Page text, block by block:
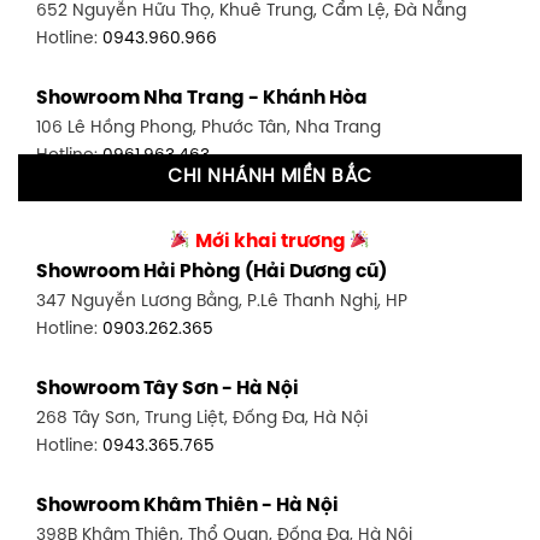
Hotline:0902.716.230
591 Hoàng Văn Thụ, P. 4, Tân Bình, TP HCM
Hotline:0906.256.759
0986.71.8448
Showroom Thuận An - Bình Dương
66 đường DT743, An Phú, Thuận An, Bình Dương
Showroom Biên Hòa - Đồng Nai
452 Nguyễn Ái Quốc, Tân Tiến, TP. Biên Hòa, Đồng Nai
652 Nguyễn Hữu Thọ, Khuê Trung, Cẩm Lệ, Đà Nẵng
Hotline: 0943.960.966
Showroom Nha Trang - Khánh Hòa
106 Lê Hồng Phong, Phước Tân, Nha Trang
Hotline:0961.963.463
27-29 Nguyễn Sỹ Sách, Hưng Bình, TP Vinh, Nghệ An
Hotline:0943.960.966
Showroom Buôn Ma Thuột
Hotline:0934.02.18.18
CHI NHÁNH MIỀN BẮC
Mới khai trương
Showroom Hải Phòng (Hải Dương cũ)
347 Nguyễn Lương Bằng, P.Lê Thanh Nghị, HP
Hotline: 0903.262.365
Showroom Tây Sơn - Hà Nội
268 Tây Sơn, Trung Liệt, Đống Đa, Hà Nội
Hotline: 0943.365.765
Showroom Khâm Thiên - Hà Nội
398B Khâm Thiên, Thổ Quan, Đống Đa, Hà Nội